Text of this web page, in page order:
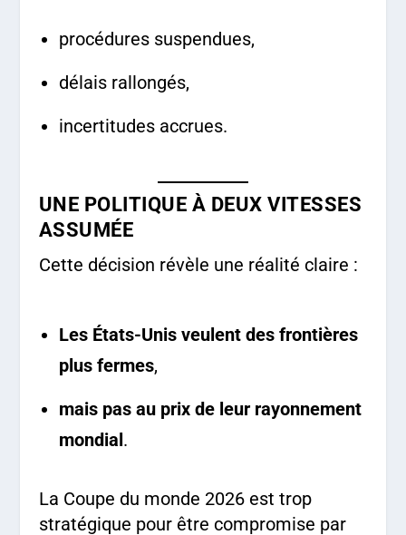
procédures suspendues,
délais rallongés,
incertitudes accrues.
UNE POLITIQUE À DEUX VITESSES
ASSUMÉE
Cette décision révèle une réalité claire :
Les États-Unis veulent des frontières
plus fermes,
mais pas au prix de leur rayonnement
mondial.
La Coupe du monde 2026 est trop
stratégique pour être compromise par